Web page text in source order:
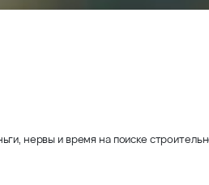
нервы и время на поиске